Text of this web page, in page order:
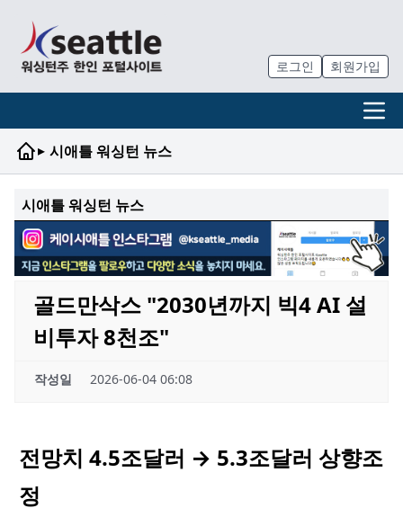
로그인 회원가입
▸ 시애틀 워싱턴 뉴스
시애틀 워싱턴 뉴스
골드만삭스 "2030년까지 빅4 AI 설
비투자 8천조"
작성일 2026-06-04 06:08
전망치 4.5조달러 → 5.3조달러 상향조
정